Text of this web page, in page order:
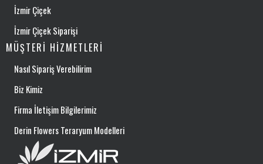
İzmir Çiçek
İzmir Çiçek Siparişi
MÜŞTERI HIZMETLERI
Nasıl Sipariş Verebilirim
Biz Kimiz
Firma İletişim Bilgilerimiz
Derin Flowers Teraryum Modelleri